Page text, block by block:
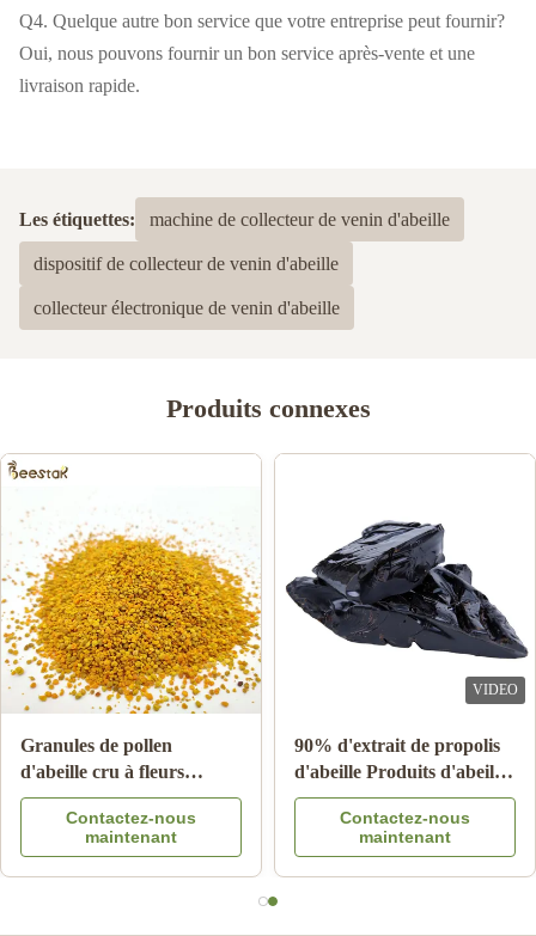
Q4. Quelque autre bon service que votre entreprise peut fournir?
Oui, nous pouvons fournir un bon service après-vente et une
livraison rapide.
Les étiquettes: machine de collecteur de venin d'abeille
dispositif de collecteur de venin d'abeille
collecteur électronique de venin d'abeille
Produits connexes
Vente en gros de miel
d'abeille naturel miel de
cidre 100% produits
d'abeille naturels en
provenance de Chine
Contactez-nous
maintenant
VIDEO
10-HDA 2% biologique,
fraîche gelée royale
naturelle de qualité
alimentaire pure
Contactez-nous
maintenant